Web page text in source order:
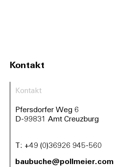
Kontakt
Kontakt
Pfersdorfer Weg 6
D-99831 Amt Creuzburg
T: +49 (0)36926 945-560
baubuche@pollmeier.com